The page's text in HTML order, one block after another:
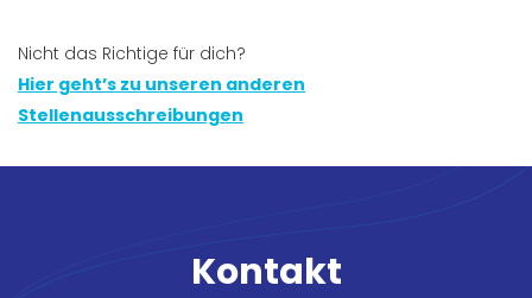
Nicht das Richtige für dich?
Hier geht’s zu unseren anderen
Stellenausschreibungen
Kontakt